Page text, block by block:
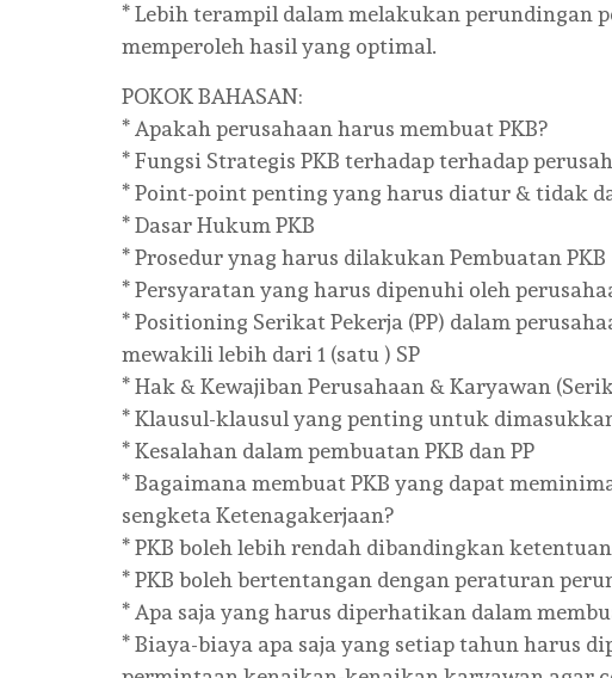
* Lebih terampil dalam melakukan perundingan
memperoleh hasil yang optimal.
POKOK BAHASAN:
* Apakah perusahaan harus membuat PKB?
* Fungsi Strategis PKB terhadap terhadap
* Point-point penting yang harus diatur & tidak
* Dasar Hukum PKB
* Prosedur ynag harus dilakukan Pembuatan PKB
* Persyaratan yang harus dipenuhi oleh
* Positioning Serikat Pekerja (PP) dalam
mewakili lebih dari 1 (satu ) SP
* Hak & Kewajiban Perusahaan & Karyawan
* Klausul-klausul yang penting untuk
* Kesalahan dalam pembuatan PKB dan PP
* Bagaimana membuat PKB yang dapat
sengketa Ketenagakerjaan?
* PKB boleh lebih rendah dibandingkan
* PKB boleh bertentangan dengan peraturan
* Apa saja yang harus diperhatikan dalam
* Biaya-biaya apa saja yang setiap tahun harus